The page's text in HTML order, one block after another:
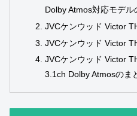
Dolby Atmos対応モデル
JVCケンウッド Victor
JVCケンウッド Victor
JVCケンウッド Victor
3.1ch Dolby Atmosのま